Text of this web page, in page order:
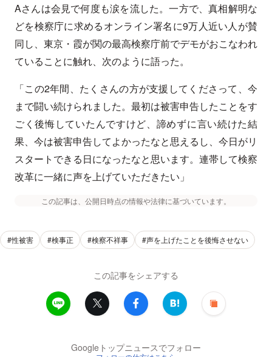
Aさんは会見で何度も涙を流した。一方で、真相解明な
どを検察庁に求めるオンライン署名に9万人近い人が賛
同し、東京・霞が関の最高検察庁前でデモがおこなわれ
ていることに触れ、次のように語った。
「この2年間、たくさんの方が支援してくださって、今
まで闘い続けられました。最初は被害申告したことをす
ごく後悔していたんですけど、諦めずに言い続けた結
果、今は被害申告してよかったなと思えるし、今日がリ
スタートできる日になったなと思います。連帯して検察
改革に一緒に声を上げていただきたい」
この記事は、公開日時点の情報や法律に基づいています。
#性被害 #検事正 #検察不祥事 #声を上げたことを後悔させない
この記事をシェアする
Googleトップニュースでフォロー